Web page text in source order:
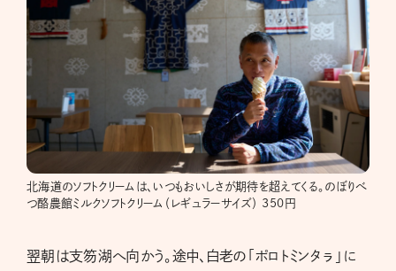
北海道のソフトクリームは、いつもおいしさが期待を超えてくる。のぼりべ
つ酪農館ミルクソフトクリーム（レギュラーサイズ） 350円
翌朝は支笏湖へ向かう。途中、白老の「ポロトミンタㇻ」に